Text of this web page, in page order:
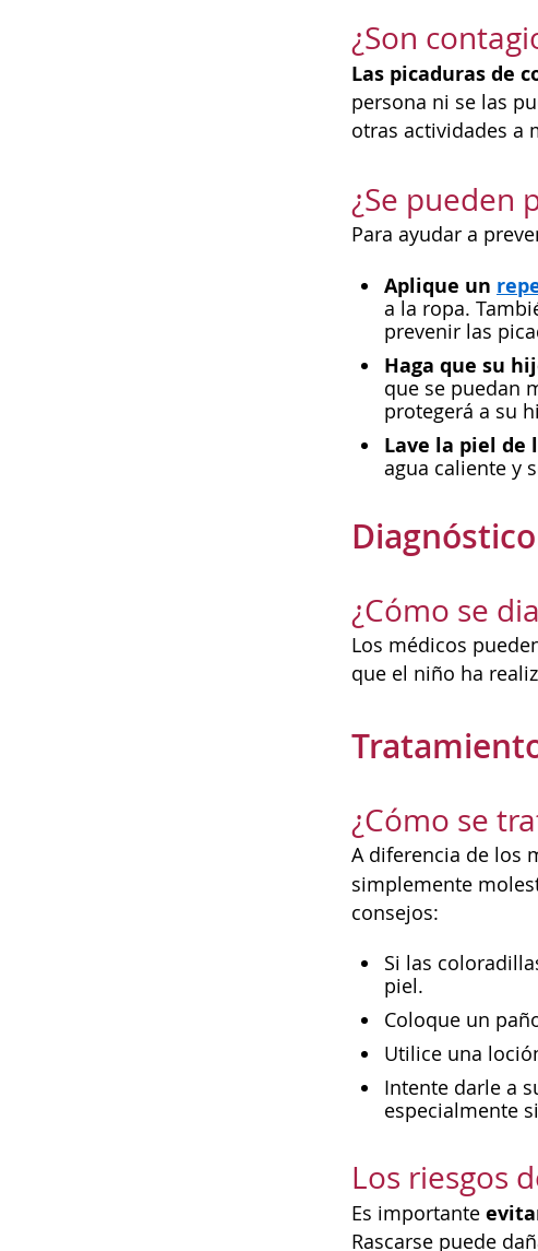
¿Son
Las picaduras de
persona ni se las
otras actividades a
¿Se pueden
Para ayudar a
Aplique un
a la ropa.
prevenir las
Haga que su
que se puedan
protegerá a su
Lave la piel de
agua caliente y
Diagnóstico
¿Cómo se
Los médicos
que el niño ha
¿Cómo se
A diferencia de los
simplemente
consejos:
Si las
piel.
Coloque un
Utilice una
Intente darle a
especialmente
Los riesgos
Es importante
Rascarse puede